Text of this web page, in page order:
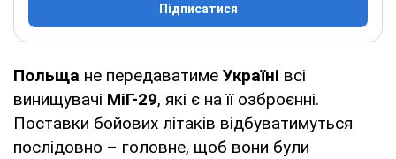
Підписатися
Польща не передаватиме Україні всі
винищувачі МіГ-29, які є на її озброєнні.
Поставки бойових літаків відбуватимуться
послідовно – головне, щоб вони були